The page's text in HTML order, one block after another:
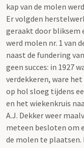
kap van de molen
Er volgden
geraakt door bliksem
werd molen nr. 1 van
naast de fundering
geen succes: in 1927
verdekkeren, ware
op hol sloeg tijdens
en het wiekenkruis
A.J. Dekker weer
meteen besloten om
de molen te plaatsen.